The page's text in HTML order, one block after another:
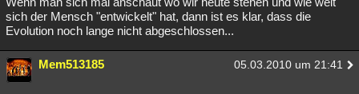
sich der Mensch "entwickelt" hat, dann ist es klar, dass die
Evolution noch lange nicht abgeschlossen...
Mem513185 05.03.2010 um 21:41